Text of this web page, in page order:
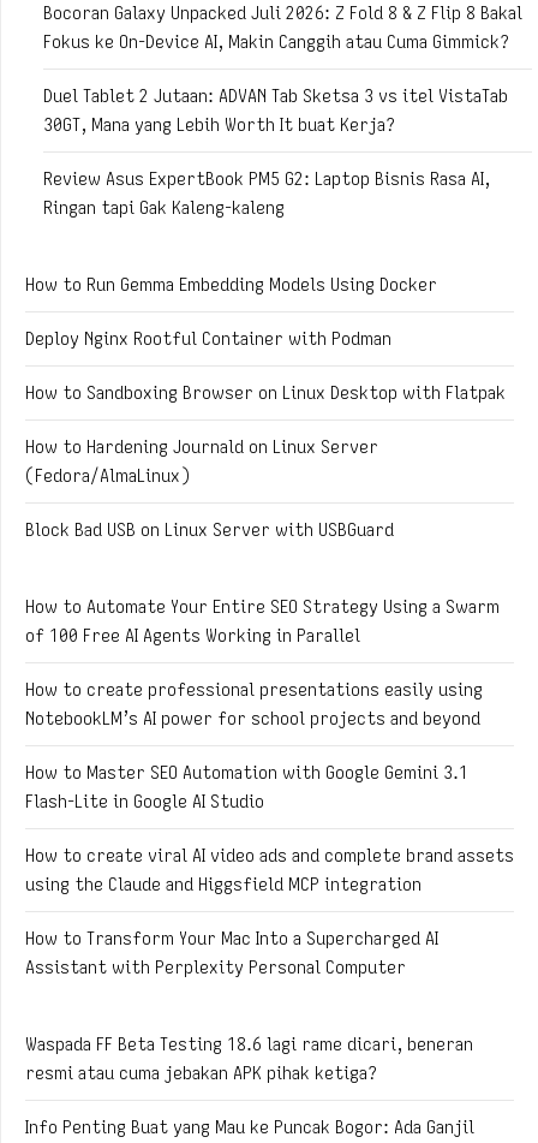
Bocoran Galaxy Unpacked Juli 2026: Z Fold 8 & Z Flip 8 Bakal
Fokus ke On-Device AI, Makin Canggih atau Cuma Gimmick?
Duel Tablet 2 Jutaan: ADVAN Tab Sketsa 3 vs itel VistaTab
30GT, Mana yang Lebih Worth It buat Kerja?
Review Asus ExpertBook PM5 G2: Laptop Bisnis Rasa AI,
Ringan tapi Gak Kaleng-kaleng
How to Run Gemma Embedding Models Using Docker
Deploy Nginx Rootful Container with Podman
How to Sandboxing Browser on Linux Desktop with Flatpak
How to Hardening Journald on Linux Server
(Fedora/AlmaLinux)
Block Bad USB on Linux Server with USBGuard
How to Automate Your Entire SEO Strategy Using a Swarm
of 100 Free AI Agents Working in Parallel
How to create professional presentations easily using
NotebookLM’s AI power for school projects and beyond
How to Master SEO Automation with Google Gemini 3.1
Flash-Lite in Google AI Studio
How to create viral AI video ads and complete brand assets
using the Claude and Higgsfield MCP integration
How to Transform Your Mac Into a Supercharged AI
Assistant with Perplexity Personal Computer
Waspada FF Beta Testing 18.6 lagi rame dicari, beneran
resmi atau cuma jebakan APK pihak ketiga?
Info Penting Buat yang Mau ke Puncak Bogor: Ada Ganjil